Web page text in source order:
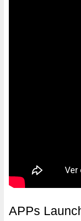
APPs